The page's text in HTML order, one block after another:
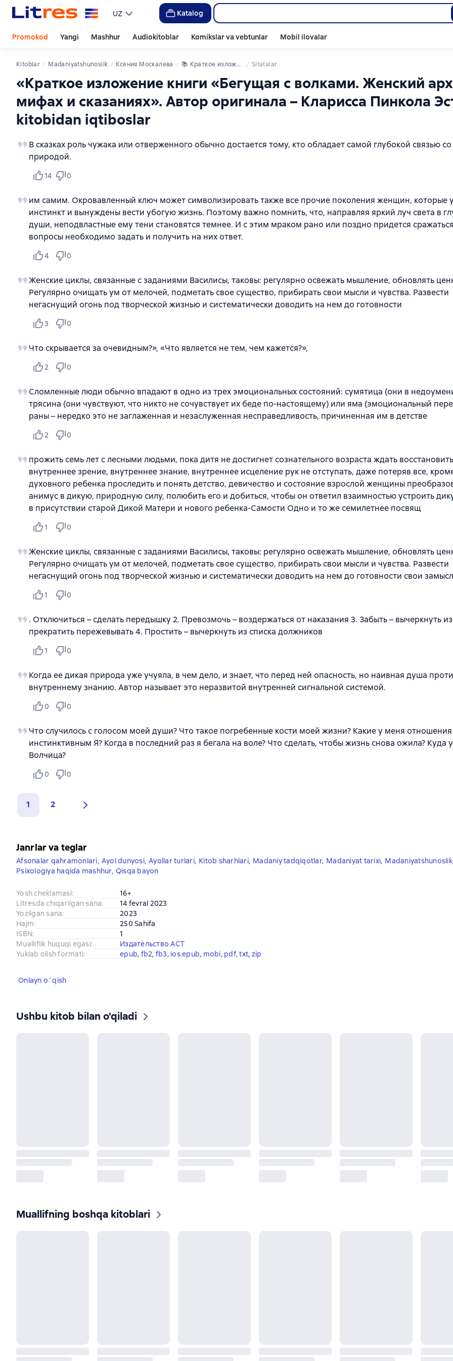
UZ Katalog
Promokod Yangi Mashhur Audiokitoblar Komikslar va vebtunlar Mobil ilovalar
Kitoblar madaniyatshunoslik Ксения Москалева 📚 Краткое изложение книги «Бегущая с волками. Женский архетип в мифах и сказаниях». Автор оригинала – Кларисса Пинкола Эстес Sitatalar
«Краткое изложение книги «Бегущая с волками. Женский
мифах и сказаниях». Автор оригинала – Кларисса Пинкола
kitobidan iqtiboslar
В сказках роль чужака или отверженного обычно достается тому, кто обладает самой глубокой связью
природой.
14 0
им самим. Окровавленный ключ может символизировать также все прочие поколения женщин, которые
инстинкт и вынуждены вести убогую жизнь. Поэтому важно помнить, что, направляя яркий луч света в
души, неподвластные ему тени становятся темнее. И с этим мраком рано или поздно придется
вопросы необходимо задать и получить на них ответ.
4 0
Женские циклы, связанные с заданиями Василисы, таковы: регулярно освежать мышление, обновлять
Регулярно очищать ум от мелочей, подметать свое существо, прибирать свои мысли и чувства. Развести
негаснущий огонь под творческой жизнью и систематически доводить на нем до готовности
3 0
Что скрывается за очевидным?», «Что является не тем, чем кажется?»,
2 0
Сломленные люди обычно впадают в одно из трех эмоциональных состояний: сумятица (они в
трясина (они чувствуют, что никто не сочувствует их беде по-настоящему) или яма (эмоциональный
раны – нередко это не заглаженная и незаслуженная несправедливость, причиненная им в детстве
2 0
прожить семь лет с лесными людьми, пока дитя не достигнет сознательного возраста ждать восстановить
внутреннее зрение, внутреннее знание, внутреннее исцеление рук не отступать, даже потеряв все,
духовного ребенка проследить и понять детство, девичество и состояние взрослой женщины
анимус в дикую, природную силу, полюбить его и добиться, чтобы он ответил взаимностью устроить
в присутствии старой Дикой Матери и нового ребенка-Самости Одно и то же семилетнее посвящ
1 0
Женские циклы, связанные с заданиями Василисы, таковы: регулярно освежать мышление, обновлять
Регулярно очищать ум от мелочей, подметать свое существо, прибирать свои мысли и чувства. Развести
негаснущий огонь под творческой жизнью и систематически доводить на нем до готовности свои
1 0
. Отключиться – сделать передышку 2. Превозмочь – воздержаться от наказания 3. Забыть – вычеркнуть
прекратить пережевывать 4. Простить – вычеркнуть из списка должников
1 0
Когда ее дикая природа уже учуяла, в чем дело, и знает, что перед ней опасность, но наивная душа
внутреннему знанию. Автор называет это неразвитой внутренней сигнальной системой.
0 0
Что случилось с голосом моей души? Что такое погребенные кости моей жизни? Какие у меня отношения
инстинктивным Я? Когда в последний раз я бегала на воле? Что сделать, чтобы жизнь снова ожила? Куда
Волчица?
0 0
1 2
Janrlar va teglar
Afsonalar qahramonlari, Ayol dunyosi, Ayollar turlari, Kitob sharhlari, Madaniy tadqiqotlar, Madaniyat tarixi, Madaniyatshunoslik,
Psixologiya haqida mashhur, Qisqa bayon
Yosh cheklamasi:
16+
Litresda chiqarilgan sana:
14 fevral 2023
Yozilgan sana:
2023
Hajm:
250 Sahifa
ISBN:
1
Mualliflik huquqi egasi:
Издательство АСТ
Yuklab olish formati: epub, fb2, fb3, ios.epub, mobi, pdf, txt, zip
Onlayn o`qish
Ushbu kitob bilan o'qiladi
Muallifning boshqa kitoblari